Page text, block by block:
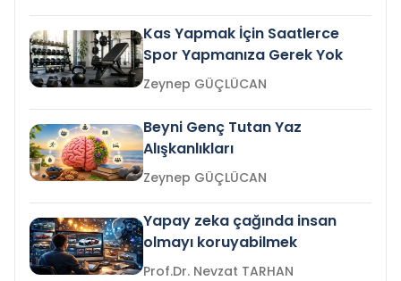
Kas Yapmak İçin Saatlerce
Spor Yapmanıza Gerek Yok
Zeynep GÜÇLÜCAN
Beyni Genç Tutan Yaz
Alışkanlıkları
Zeynep GÜÇLÜCAN
Yapay zeka çağında insan
olmayı koruyabilmek
Prof.Dr. Nevzat TARHAN